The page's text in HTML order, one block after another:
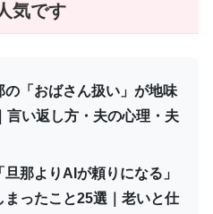
気です
の「おばさん扱い」が地味
言い返し方・夫の心理・夫
旦那よりAIが頼りになる」
まったこと25選｜老いと仕